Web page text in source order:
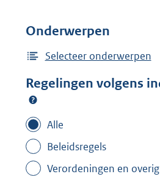
Onderwerpen
Selecteer onderwerpen
Regelingen volgens
Alle
Beleidsregels
Verordeningen en overig